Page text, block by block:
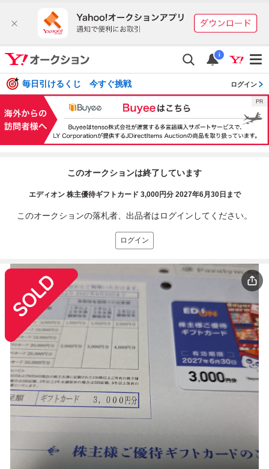
i
毎日引けるくじ 今すぐ挑戦 ログイン
このオークションは終了しています
エディオン 株主優待ギフトカード 3,000円分 2027年6月30日まで
このオークションの落札者、出品者はログインしてください。
ログイン